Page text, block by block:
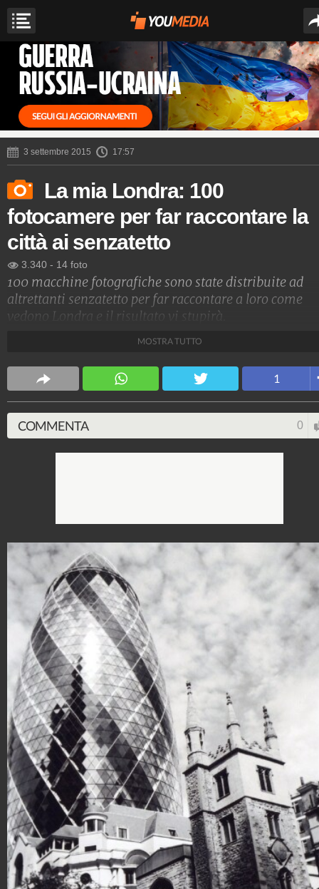
3 settembre 2015 17:57
La mia Londra: 100
fotocamere per far raccontare la
città ai senzatetto
3.340 - 14 foto
100 macchine fotografiche sono state distribuite ad
altrettanti senzatetto per far raccontare a loro come
vedono Londra e il risultato vi stupirà.
MOSTRA TUTTO
1
COMMENTA 0